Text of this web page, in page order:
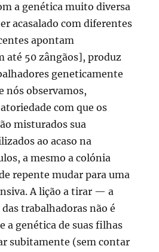
a genética muito diversa
acasalado com diferentes
apontam
até 50 zângãos], produz
geneticamente
nós observamos,
com que os
misturados sua
ao acaso na
a mesmo a colónia
repente mudar para uma
A lição a tirar — a
trabalhadoras não é
a genética de suas filhas
subitamente (sem contar